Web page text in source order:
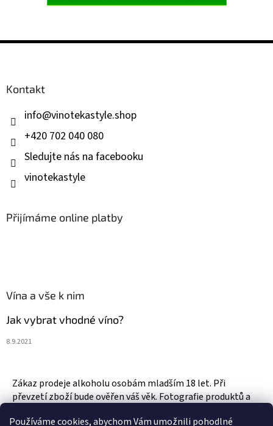
Používáme cookies, abychom Vám umožnili pohodlné
Z
Kontakt
info@vinotekastyle.shop
+420 702 040 080
Sledujte nás na facebooku
vinotekastyle
Přijímáme online platby
Vína a vše k nim
Jak vybrat vhodné víno?
8.9.2021
Zákaz prodeje alkoholu osobám mladším 18 let. Při
převzetí zboží bude ověřen váš věk. Fotografie produktů a